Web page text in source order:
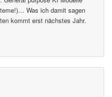
Was ich damit sagen
kommt erst nächstes Jahr.